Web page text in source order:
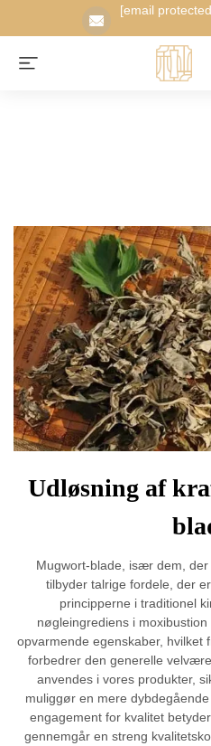
[email
Udløsning af
Mugwort-blade, især dem,
tilbyder talrige fordele, der
principperne i traditionel
nøgleingrediens i
opvarmende egenskaber, hvilket
forbedrer den generelle
anvendes i vores produkter,
muliggør en mere
engagement for kvalitet
gennemgår en streng